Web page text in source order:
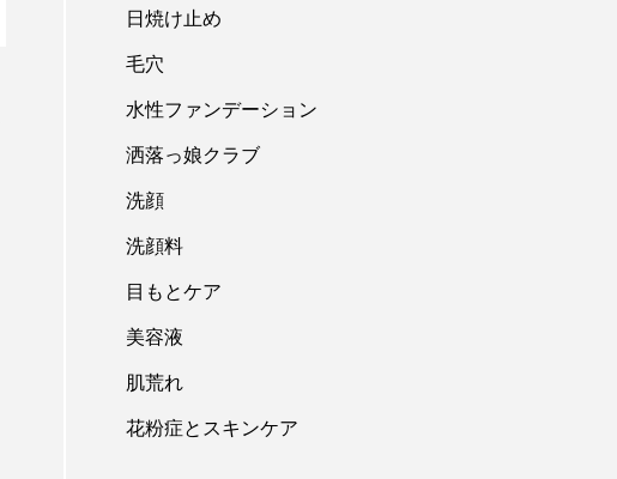
日焼け止め
毛穴
水性ファンデーション
洒落っ娘クラブ
洗顔
洗顔料
目もとケア
美容液
肌荒れ
花粉症とスキンケア